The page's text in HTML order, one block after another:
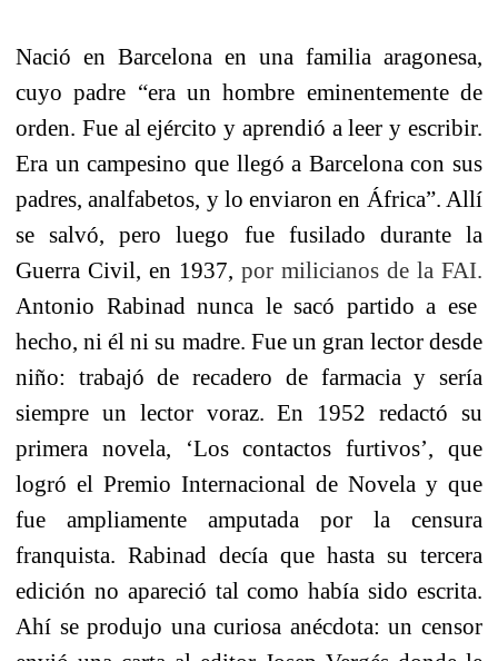
Nació en Barcelona en una familia aragonesa,
cuyo padre “era un hombre eminentemente de
orden. Fue al ejército y aprendió a leer y escribir.
Era un campesino que llegó a Barcelona con sus
padres, analfabetos, y lo enviaron en África”. Allí
se salvó, pero luego fue fusilado durante la
Guerra Civil, en 1937, por milicianos de la FAI.
Antonio Rabinad nunca le sacó partido a ese
hecho, ni él ni su madre. Fue un gran lector desde
niño: trabajó de recadero de farmacia y sería
siempre un lector voraz. En 1952 redactó su
primera novela, ‘Los contactos furtivos’, que
logró el Premio Internacional de Novela y que
fue ampliamente amputada por la censura
franquista. Rabinad decía que hasta su tercera
edición no apareció tal como había sido escrita.
Ahí se produjo una curiosa anécdota: un censor